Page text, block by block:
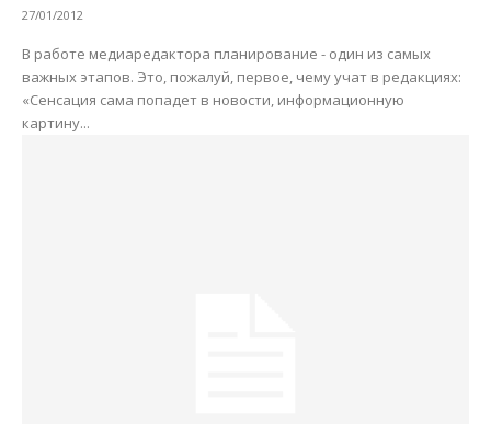
27/01/2012
В работе медиаредактора планирование - один из самых
важных этапов. Это, пожалуй, первое, чему учат в редакциях:
«Сенсация сама попадет в новости, информационную
картину...